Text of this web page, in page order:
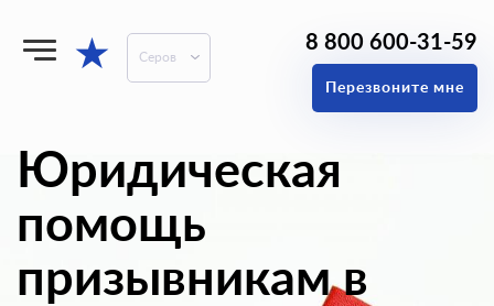
★ Серов
8 800 600-31-59
Перезвоните мне
Юридическая
помощь
призывникам в